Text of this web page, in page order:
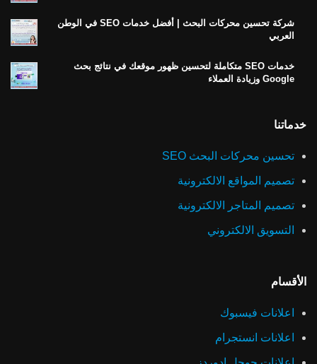
شركة تحسين محركات البحث | أفضل خدمات SEO في الوطن
العربي
خدمات SEO متكاملة لتحسين ظهور موقعك في نتائج بحث
Google وزيادة العملاء
خدماتنا
تحسين محركات البحث SEO
تصميم المواقع الالكترونية
تصميم المتاجر الالكترونية
التسويق الالكتروني
الأقسام
اعلانات فيسبوك
اعلانات انستجرام